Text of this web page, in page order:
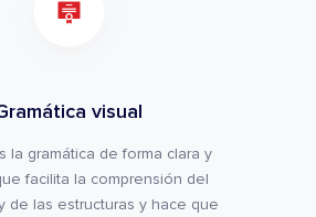
visual
la gramática de forma clara y
facilita la comprensión del
de las estructuras y hace que